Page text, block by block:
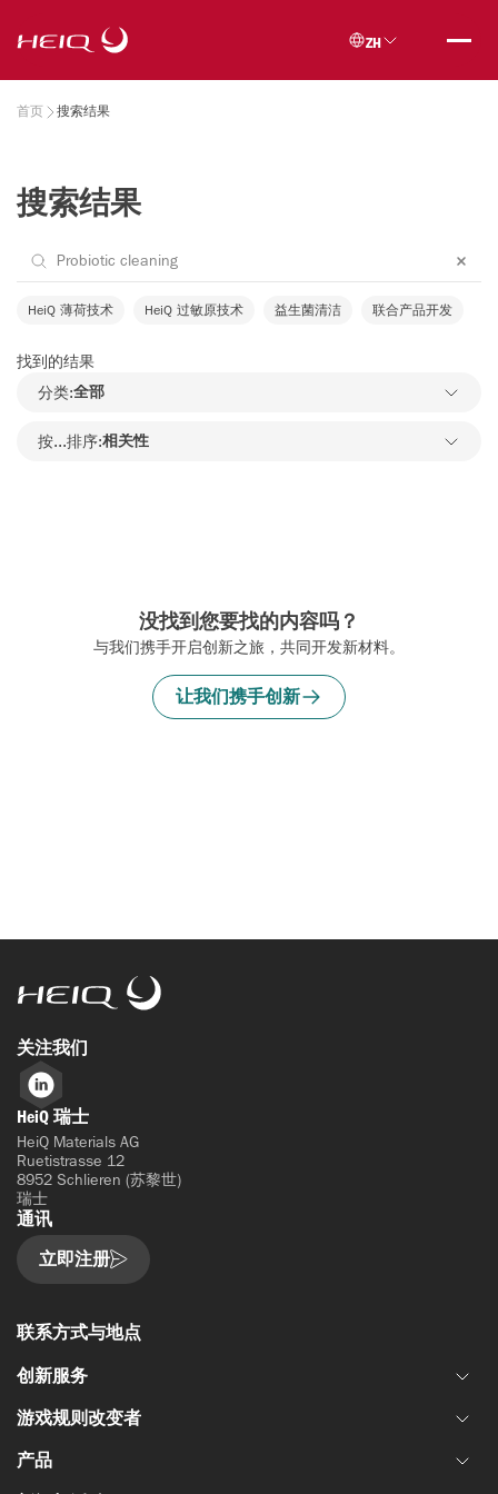
main
content
ZH
Breadcrumb
首页 搜索结果
搜索结果
HeiQ 薄荷技术 HeiQ 过敏原技术 益生菌清洁 联合产品开发
找到的结果
分类:全部
按...排序:相关性
没找到您要找的内容吗？
与我们携手开启创新之旅，共同开发新材料。
让我们携手创新
HeiQ
关注我们
LinkedIn
HeiQ 瑞士
HeiQ Materials AG
Ruetistrasse 12
8952 Schlieren (苏黎世)
瑞士
通讯
立即注册
联系方式与地点
创新服务
联合材料开发
资金和资助
游戏规则改变者
HeiQ IoniX
产品